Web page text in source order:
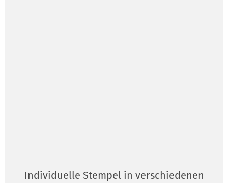
Individuelle Stempel in verschiedenen